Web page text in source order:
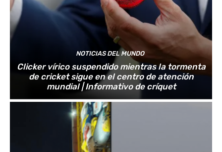
NOTICIAS DEL MUNDO
Clicker vírico suspendido mientras la tormenta
de cricket sigue en el centro de atención
mundial | Informativo de críquet